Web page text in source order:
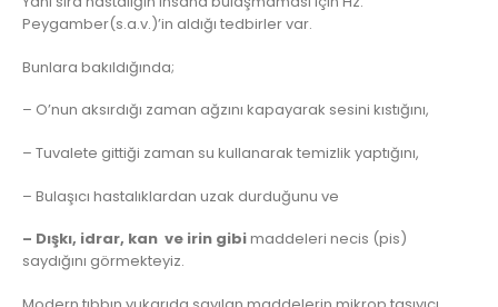
Peygamber(s.a.v.)’in aldığı tedbirler var.
Bunlara bakıldığında;
– O’nun aksırdığı zaman ağzını kapayarak sesini kıstığını,
– Tuvalete gittiği zaman su kullanarak temizlik yaptığını,
– Bulaşıcı hastalıklardan uzak durduğunu ve
– Dışkı, idrar, kan ve irin gibimaddeleri necis (pis)
saydığını görmekteyiz.